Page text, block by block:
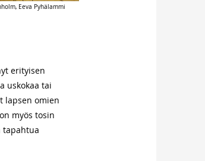
Eeva Pyhälammi
erityisen
uskokaa tai
lapsen omien
myös tosin
tapahtua